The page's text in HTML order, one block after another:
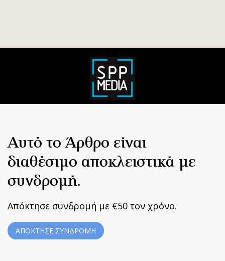
Αυτό το Άρθρο είναι
διαθέσιμο αποκλειστικά με
συνδρομή.
Απόκτησε συνδρομή με €50 τον χρόνο.
ΑΠΟΚΤΗΣΕ ΣΥΝΔΡΟΜΗ
Home|Terms & Conditions |